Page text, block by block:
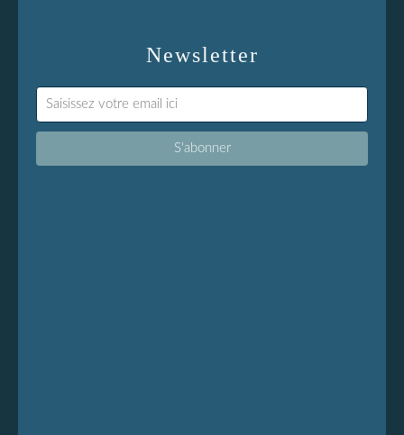
Newsletter